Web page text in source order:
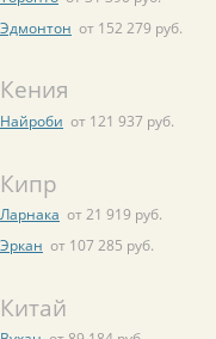
Эдмонтон от 152 279 руб.
Кения
Найроби от 121 937 руб.
Кипр
Ларнака от 21 919 руб.
Эркан от 107 285 руб.
Китай